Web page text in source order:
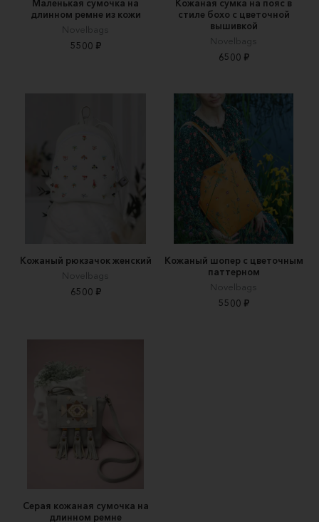
Маленькая сумочка на
длинном ремне из кожи
Novelbags
5500 ₽
Кожаная сумка на пояс в
стиле бохо с цветочной
вышивкой
Novelbags
6500 ₽
Кожаный рюкзачок женский
Novelbags
6500 ₽
Кожаный шопер с цветочным
паттерном
Novelbags
5500 ₽
Серая кожаная сумочка на
длинном ремне